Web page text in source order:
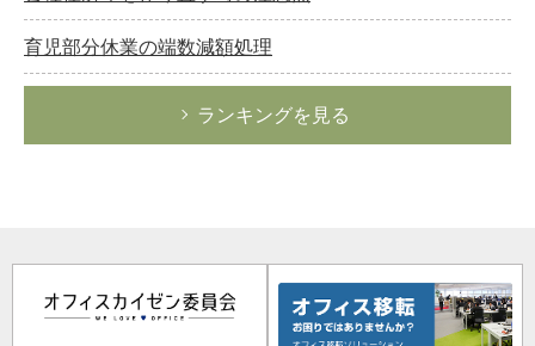
育児部分休業の端数減額処理
ランキングを見る